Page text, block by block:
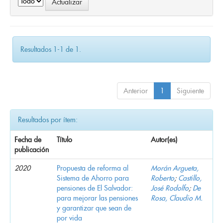
Resultados 1-1 de 1.
Anterior 1 Siguiente
Resultados por ítem:
Fecha de
publicación
Título Autor(es)
2020
Propuesta de reforma al
Sistema de Ahorro para
pensiones de El Salvador:
para mejorar las pensiones
y garantizar que sean de
por vida
Morán Argueta,
Roberto; Castillo,
José Rodolfo; De
Rosa, Claudio M.